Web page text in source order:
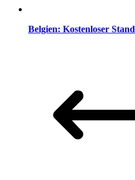
Belgien: Kostenloser